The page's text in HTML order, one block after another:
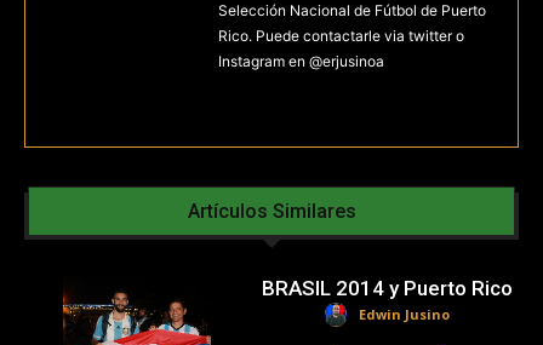
Selección Nacional de Fútbol de Puerto
Rico. Puede contactarle via twitter o
Instagram en @erjusinoa
Artículos Similares
BRASIL 2014 y Puerto Rico
Edwin Jusino